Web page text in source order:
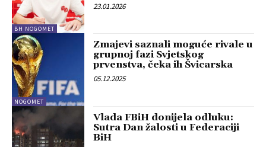
BH NOGOMET
23.01.2026
NOGOMET
Zmajevi saznali moguće rivale u
grupnoj fazi Svjetskog
prvenstva, čeka ih Švicarska
05.12.2025
Vlada FBiH donijela odluku:
Sutra Dan žalosti u Federaciji
BiH